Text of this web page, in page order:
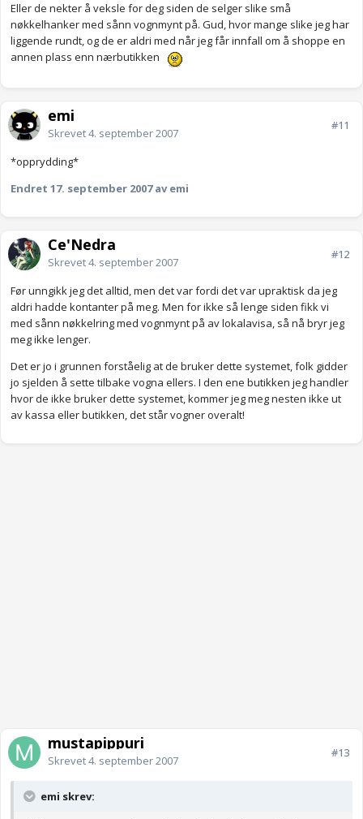
Eller de nekter å veksle for deg siden de selger slike små
nøkkelhanker med sånn vognmynt på. Gud, hvor mange slike jeg har
liggende rundt, og de er aldri med når jeg får innfall om å shoppe en
annen plass enn nærbutikken
emi
Skrevet4. september 2007
#11
*opprydding*
Endret 17. september 2007av emi
Ce'Nedra
Skrevet4. september 2007
#12
Før unngikk jeg det alltid, men det var fordi det var upraktisk da jeg
aldri hadde kontanter på meg. Men for ikke så lenge siden fikk vi
med sånn nøkkelring med vognmynt på av lokalavisa, så nå bryr jeg
meg ikke lenger.
Det er jo i grunnen forståelig at de bruker dette systemet, folk gidder
jo sjelden å sette tilbake vogna ellers. I den ene butikken jeg handler
hvor de ikke bruker dette systemet, kommer jeg meg nesten ikke ut
av kassa eller butikken, det står vogner overalt!
mustapippuri
Skrevet4. september 2007
#13
emi skrev: